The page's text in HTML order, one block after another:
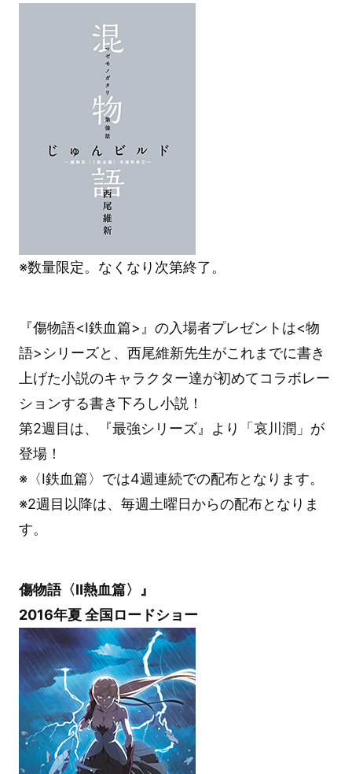
※数量限定。なくなり次第終了。
『傷物語<Ⅰ鉄血篇>』の入場者プレゼントは<物
語>シリーズと、西尾維新先生がこれまでに書き
上げた小説のキャラクター達が初めてコラボレー
ションする書き下ろし小説！
第2週目は、『最強シリーズ』より「哀川潤」が
登場！
※〈Ⅰ鉄血篇〉では4週連続での配布となります。
※2週目以降は、毎週土曜日からの配布となりま
す。
傷物語〈Ⅱ熱血篇〉』
2016年夏 全国ロードショー